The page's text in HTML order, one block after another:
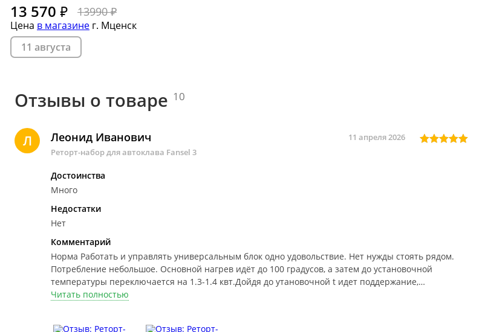
13 570 ₽ 13990 ₽
Цена в магазине г. Мценск
11 августа
Отзывы о товаре 10
Л Леонид Иванович
Реторт-набор для автоклава Fansel 3
11 апреля 2026
Достоинства
Много
Недостатки
Нет
Комментарий
Норма Работать и управлять универсальным блок одно удовольствие. Нет нужды стоять рядом.
Потребление небольшое. Основной нагрев идёт до 100 градусов, а затем до установочной
температуры переключается на 1.3-1.4 квт.Дойдя до утановочной t идет поддержание,
переодически на 30 сек.
Читать полностью